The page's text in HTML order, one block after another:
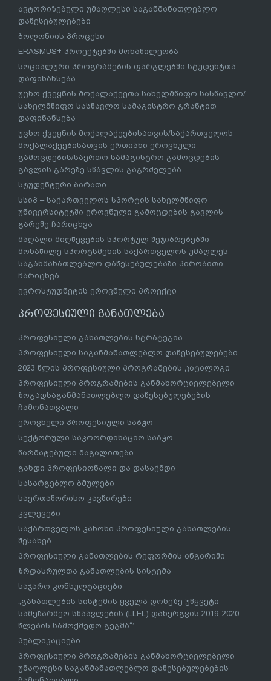
ავტორიზებული უმაღლესი საგანმანათლებლო
დაწესებულებები
ბოლონიის პროცესი
ERASMUS+ პროექტებში მონაწილეობა
სოციალური პროგრამების ფარგლებში სტუდენტთა
დაფინანსება
უცხო ქვეყნის მოქალაქეეთა სახელმწიფო სასწავლო/
სახელმწიფო სასწავლო სამაგისტრო გრანტით
დაფინანსება
უცხო ქვეყნის მოქალაქეებისათვის/საქართველოს
მოქალაქეებისათვის ერთიანი ეროვნული
გამოცდების/საერთო სამაგისტრო გამოცდების
გავლის გარეშე სწავლის გაგრძელება
სტუდენტური ბარათი
სსიპ – საქართველოს სპორტის სახელმწიფო
უნივერსიტეტში ეროვნული გამოცდების გავლის
გარეშე ჩარიცხვა
მაღალი მიღწევების სპორტულ შეჯიბრებებში
მონაწილე სპორტსმენის საქართველოს უმაღლეს
საგანმანათლებლო დაწესებულებაში პირობითი
ჩარიცხვა
ევროსტუდნეტის ეროვნული პროექტი
პროფესიული განათლება
პროფესიული განათლების სტრატეგია
პროფესიული საგანმანათლებლო დაწესებულებები
2023 წლის პროფესიული პროგრამების კატალოგი
პროფესიული პროგრამების განმახორციელებელი
ზოგადსაგანმანათლებლო დაწესებულებების
ჩამონათვალი
ეროვნული პროფესიული საბჭო
სექტორული საკოორდინაციო საბჭო
წარმატებული მაგალითები
გახდი პროფესიონალი და დასაქმდი
სასარგებლო ბმულები
საერთაშორისო კავშირები
კვლევები
საქართველოს კანონი პროფესიული განათლების
შესახებ
პროფესიული განათლების რეფორმის ანგარიში
ზრდასრულთა განათლების სისტემა
საჯარო კონსულტაციები
„განათლების სისტემის ყველა დონეზე უწყვეტი
სამეწარმეო სწაავლების (LLEL) დანერგვის 2019-2020
წლების სამოქმედო გეგმა“’
პუბლიკაციები
პროფესიული პროგრამების განმახორციელებელი
უმაღლესი საგანმანათლებლო დაწესებულებების